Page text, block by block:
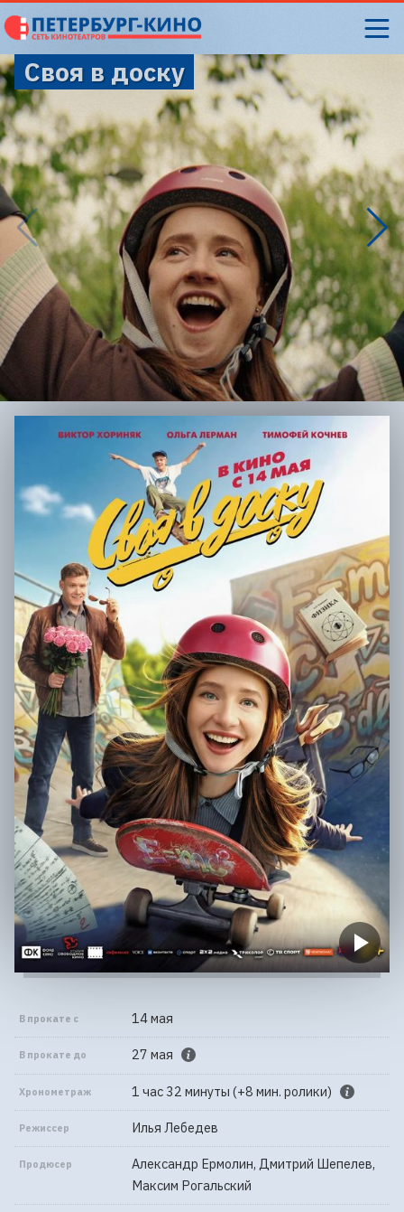
Своя в доску
В прокате с 14 мая
В прокате до 27 мая
Хронометраж 1 час 32 минуты (+8 мин. ролики)
Режиссер Илья Лебедев
Продюсер
Александр Ермолин, Дмитрий Шепелев,
Максим Рогальский